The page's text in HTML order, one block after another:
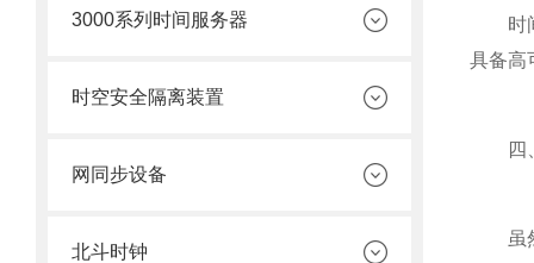
3000系列时间服务器
时空安全隔离装置
网同步设备
北斗时钟
时间
具备高
四、
虽然